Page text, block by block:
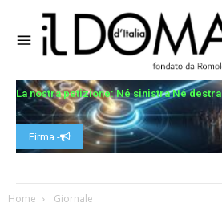
La nostra petizione: Né sinistra Né destra
Firma -
Home Giornale